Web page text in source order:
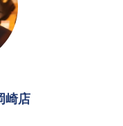
崎店